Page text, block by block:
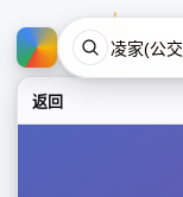
返回